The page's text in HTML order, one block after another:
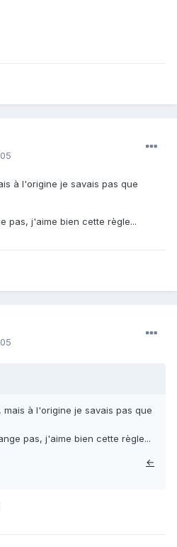
à l'origine je savais pas que
pas, j'aime bien cette règle...
à l'origine je savais pas que
pas, j'aime bien cette règle...
←